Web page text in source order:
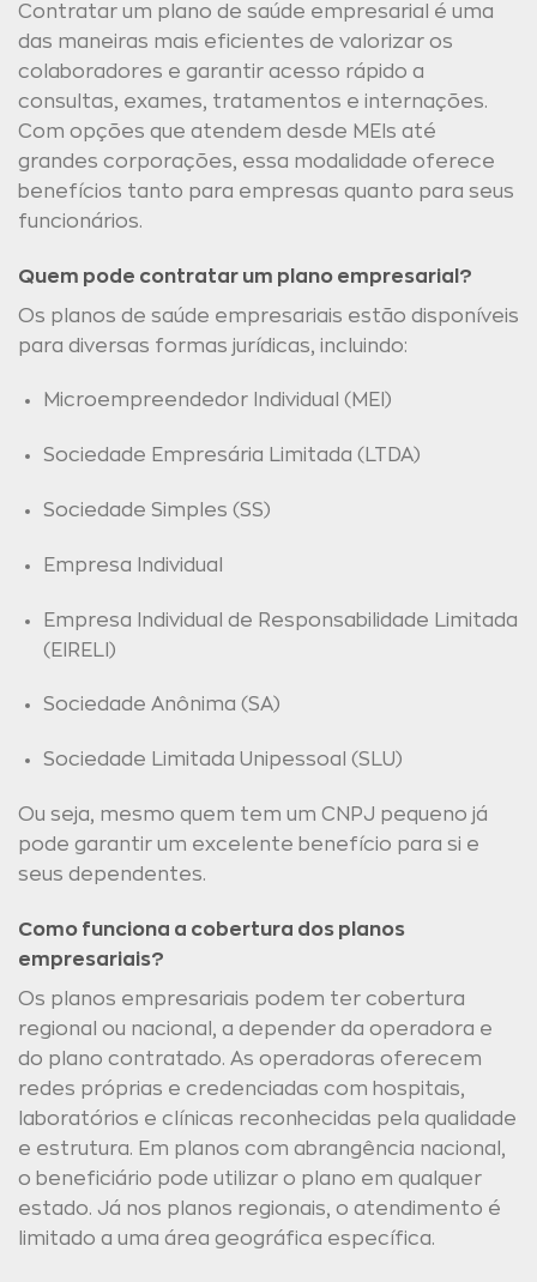
Contratar um plano de saúde empresarial é uma
das maneiras mais eficientes de valorizar os
colaboradores e garantir acesso rápido a
consultas, exames, tratamentos e internações.
Com opções que atendem desde MEIs até
grandes corporações, essa modalidade oferece
benefícios tanto para empresas quanto para seus
funcionários.
Quem pode contratar um plano empresarial?
Os planos de saúde empresariais estão disponíveis
para diversas formas jurídicas, incluindo:
Microempreendedor Individual (MEI)
Sociedade Empresária Limitada (LTDA)
Sociedade Simples (SS)
Empresa Individual
Empresa Individual de Responsabilidade Limitada
(EIRELI)
Sociedade Anônima (SA)
Sociedade Limitada Unipessoal (SLU)
Ou seja, mesmo quem tem um CNPJ pequeno já
pode garantir um excelente benefício para si e
seus dependentes.
Como funciona a cobertura dos planos
empresariais?
Os planos empresariais podem ter cobertura
regional ou nacional, a depender da operadora e
do plano contratado. As operadoras oferecem
redes próprias e credenciadas com hospitais,
laboratórios e clínicas reconhecidas pela qualidade
e estrutura. Em planos com abrangência nacional,
o beneficiário pode utilizar o plano em qualquer
estado. Já nos planos regionais, o atendimento é
limitado a uma área geográfica específica.